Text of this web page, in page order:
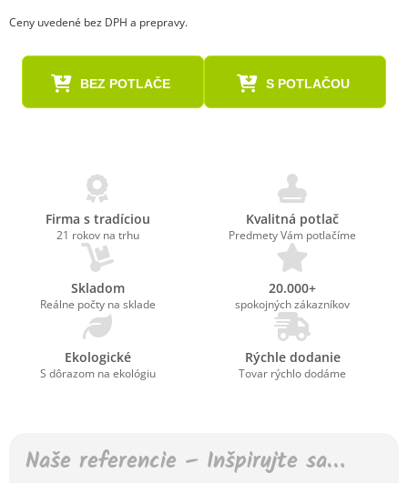
Ceny uvedené bez DPH a prepravy.
BEZ POTLAČE S POTLAČOU
Firma s tradíciou
21 rokov na trhu
Kvalitná potlač
Predmety Vám potlačíme
Skladom
Reálne počty na sklade
20.000+
spokojných zákazníkov
Ekologické
S dôrazom na ekológiu
Rýchle dodanie
Tovar rýchlo dodáme
Naše referencie – Inšpirujte sa…